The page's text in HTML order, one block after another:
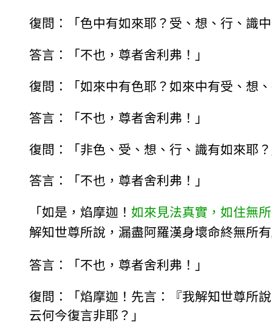
復問：「色中有如來耶？受、想、行、識
答言：「不也，尊者舍利弗！」
復問：「如來中有色耶？如來中有受、想
答言：「不也，尊者舍利弗！」
復問：「非色、受、想、行、識有如來耶
答言：「不也，尊者舍利弗！」
「如是，焰摩迦！ 如來見法真實，如住無
解知世尊所說，漏盡阿羅漢身壞命終無所
答言：「不也，尊者舍利弗！」
復問：「焰摩迦！先言：『我解知世尊所
云何今復言非耶？」